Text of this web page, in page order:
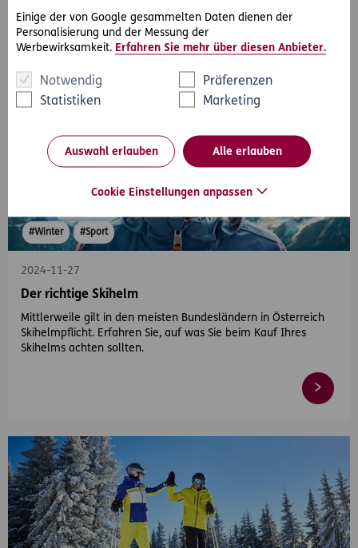
Einige der von Google gesammelten Daten dienen der
Personalisierung und der Messung der
Werbewirksamkeit. Erfahren Sie mehr über diesen Anbieter.
Notwendig
Präferenzen
Statistiken
Marketing
Auswahl erlauben Alle erlauben
Cookie Einstellungen anpassen
#Winter #Sport
2024-11-27
Der richtige Skihelm
Mittlerweile gilt in den meisten Bundesländern in Österreich
Skihelmpflicht. Erfahren Sie, auf was Sie beim Kauf Ihres
Skihelms achten sollten.